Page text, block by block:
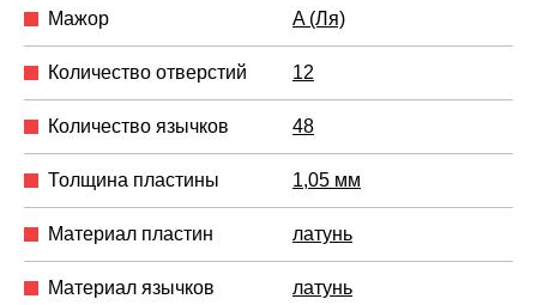
Мажор A (Ля)
Количество отверстий 12
Количество язычков 48
Толщина пластины 1,05 мм
Материал пластин латунь
Материал язычков латунь